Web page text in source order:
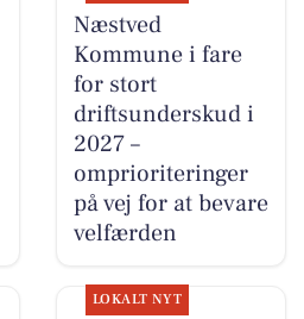
Næstved
Kommune i fare
for stort
driftsunderskud i
2027 –
omprioriteringer
på vej for at bevare
velfærden
LOKALT NYT